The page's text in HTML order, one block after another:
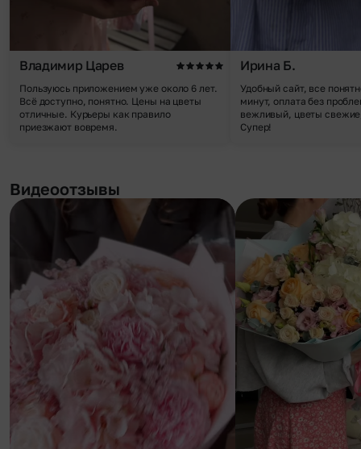
Владимир Царев
Пользуюсь приложением уже около 6 лет.
Всё доступно, понятно. Цены на цветы
отличные. Курьеры как правило
приезжают вовремя.
Ирина Б.
Удобный сайт, все
минут, оплата без
вежливый, цветы
Супер!
Видеоотзывы